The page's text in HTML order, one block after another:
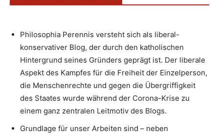
Philosophia Perennis versteht sich als liberal-
konservativer Blog, der durch den katholischen
Hintergrund seines Gründers geprägt ist. Der liberale
Aspekt des Kampfes für die Freiheit der Einzelperson,
die Menschenrechte und gegen die Übergriffigkeit
des Staates wurde während der Corona-Krise zu
einem ganz zentralen Leitmotiv des Blogs.
Grundlage für unser Arbeiten sind – neben